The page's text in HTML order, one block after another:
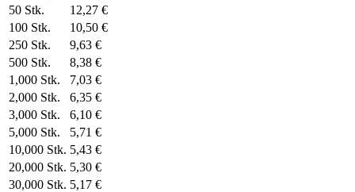
50 Stk.
12,27 €
100 Stk.
10,50 €
250 Stk.
9,63 €
500 Stk.
8,38 €
1,000 Stk.
7,03 €
2,000 Stk.
6,35 €
3,000 Stk.
6,10 €
5,000 Stk.
5,71 €
10,000 Stk. 5,43 €
20,000 Stk. 5,30 €
30,000 Stk. 5,17 €